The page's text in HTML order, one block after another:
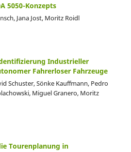
5050-Konzepts
Jana Jost, Moritz Roidl
Industrieller
Fahrerloser Fahrzeuge
Schuster, Sönke Kauffmann, Pedro
Miguel Granero, Moritz
Tourenplanung in